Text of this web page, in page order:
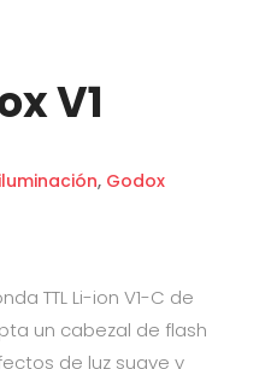
V1
, Godox
TTL Li-ion V1-C de
un cabezal de flash
de luz suave y